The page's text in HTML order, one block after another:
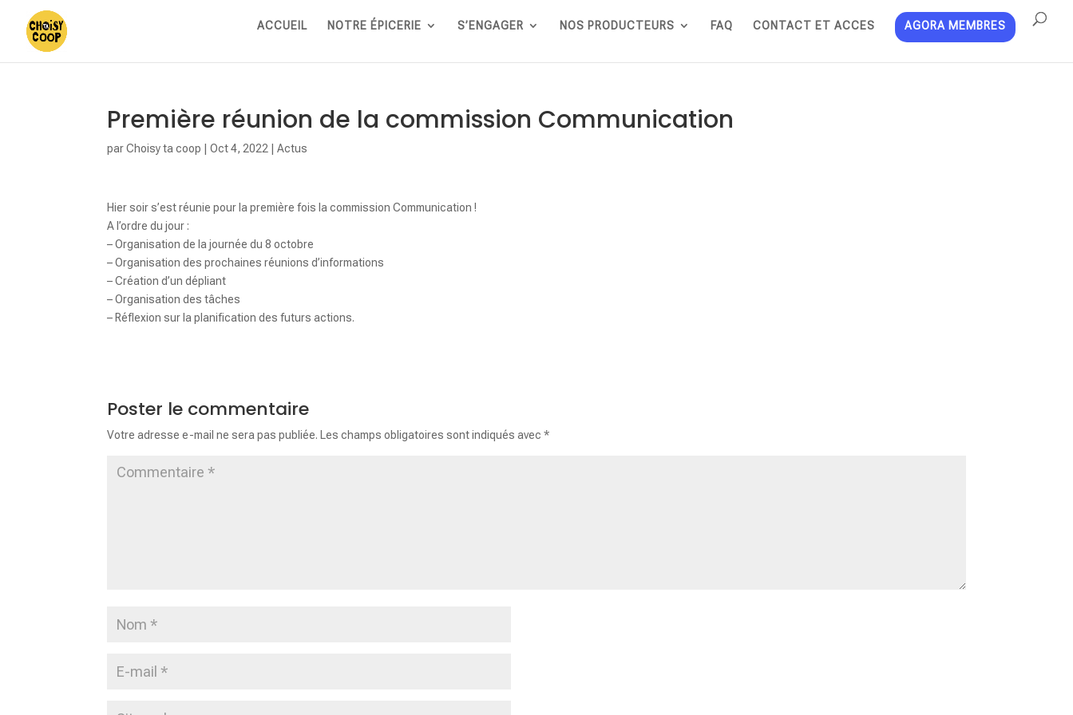
ACCUEIL NOTRE ÉPICERIE S’ENGAGER NOS PRODUCTEURS FAQ CONTACT ET ACCES AGORA MEMBRES
Première réunion de la commission Communication
parChoisy ta coop |Oct 4, 2022 |Actus
Hier soir s’est réunie pour la première fois la commission Communication !
A l’ordre du jour :
– Organisation de la journée du 8 octobre
– Organisation des prochaines réunions d’informations
– Création d’un dépliant
– Organisation des tâches
– Réflexion sur la planification des futurs actions.
Poster le commentaire
Votre adresse e-mail ne sera pas publiée. Les champs obligatoires sont indiqués avec*